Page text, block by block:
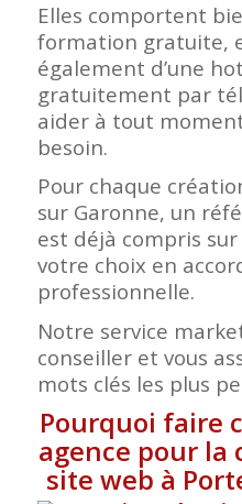
Elles comportent
formation gratuite,
également d’une
gratuitement par
aider à tout
besoin.
Pour chaque
sur Garonne, un
est déjà compris
votre choix en
professionnelle.
Notre service
conseiller et vous
mots clés les plus
Pourquoi faire
agence pour la
site web à